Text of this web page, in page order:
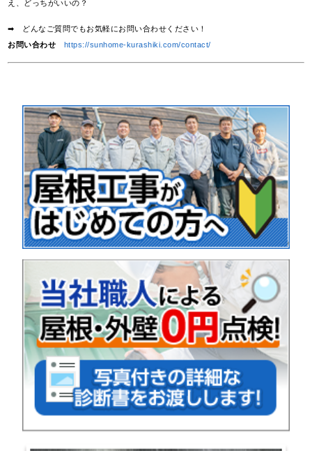
え、どっちがいいの？
➡ どんなご質問でもお気軽にお問い合わせください！
お問い合わせ
https://sunhome-kurashiki.com/contact/